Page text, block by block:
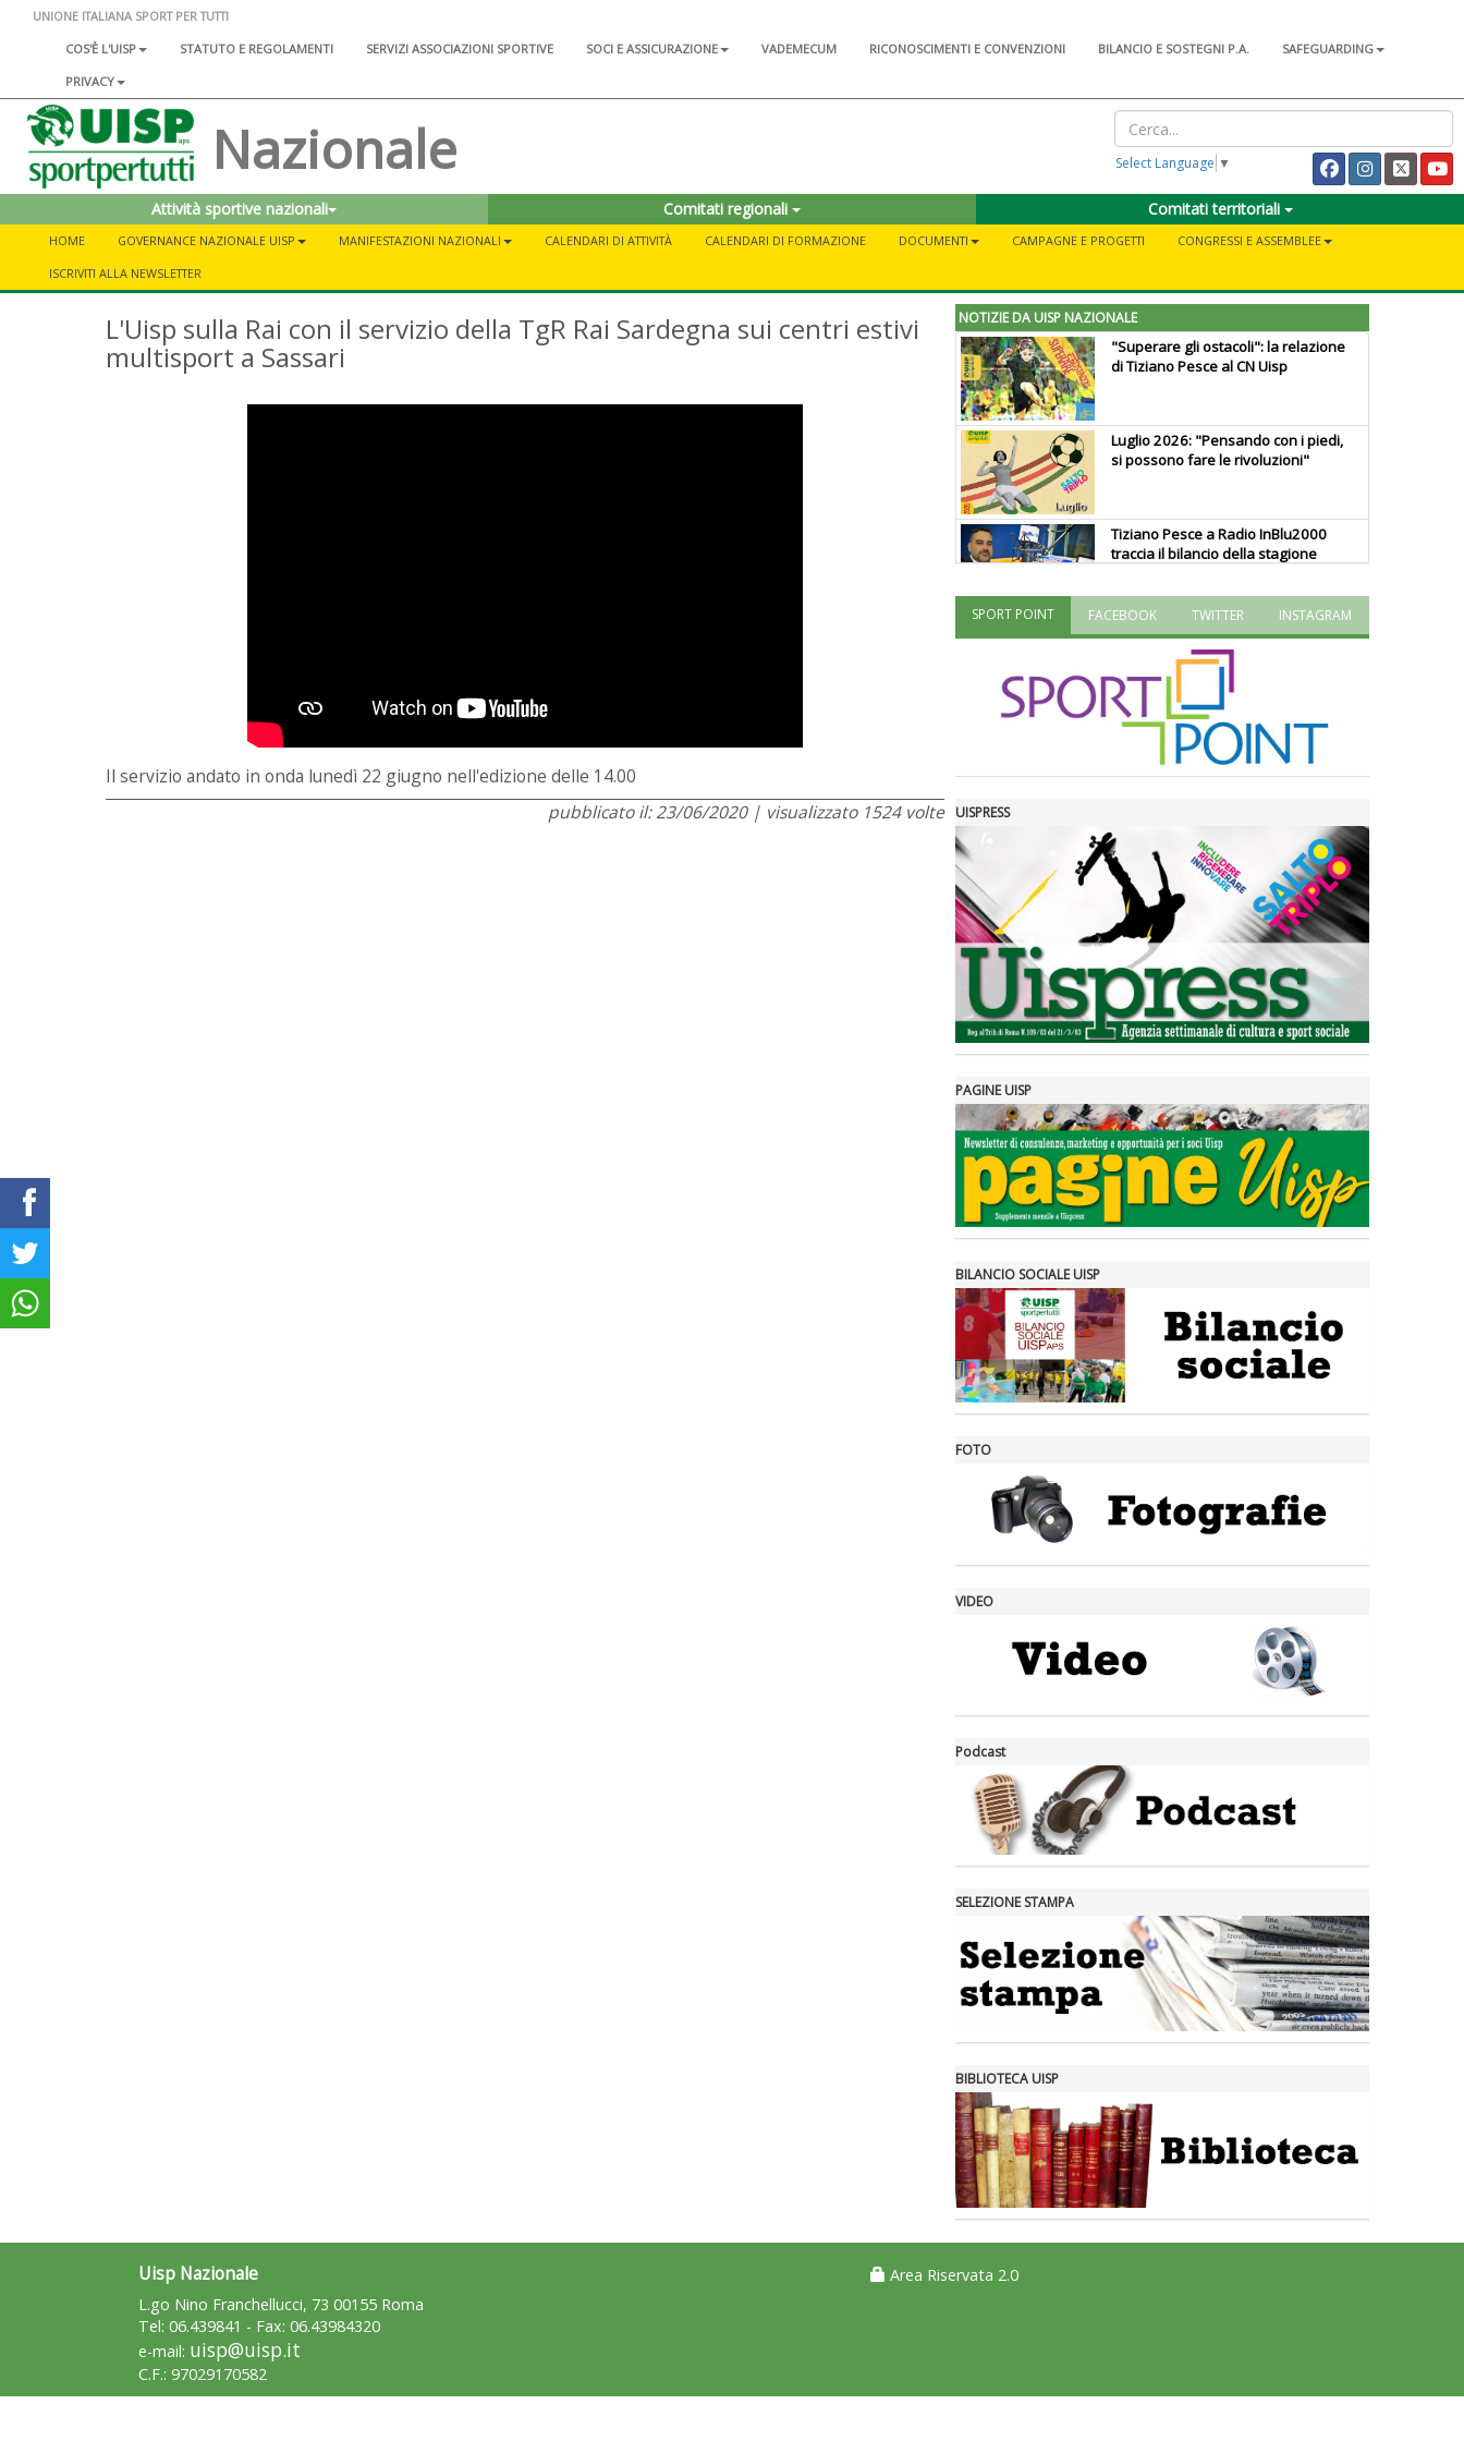
UNIONE ITALIANA SPORT PER TUTTI
COS'È L'UISP
STATUTO E REGOLAMENTI SERVIZI ASSOCIAZIONI SPORTIVE SOCI E ASSICURAZIONE VADEMECUM RICONOSCIMENTI E CONVENZIONI BILANCIO E SOSTEGNI P.A.
SAFEGUARDING
PRIVACY
Nazionale Select Language ▼
Attività sportive nazionali Comitati regionali Comitati territoriali
HOME GOVERNANCE NAZIONALE UISP MANIFESTAZIONI NAZIONALI CALENDARI DI ATTIVITÀ CALENDARI DI FORMAZIONE DOCUMENTI CAMPAGNE E PROGETTI
CONGRESSI E ASSEMBLEE
ISCRIVITI ALLA NEWSLETTER
L'Uisp sulla Rai con il servizio della TgR Rai Sardegna sui centri estivi
multisport a Sassari
Il servizio andato in onda lunedì 22 giugno nell'edizione delle 14.00
pubblicato il: 23/06/2020 | visualizzato 1524 volte
NOTIZIE DA UISP NAZIONALE
"Superare gli ostacoli": la relazione
di Tiziano Pesce al CN Uisp
Luglio 2026: "Pensando con i piedi,
si possono fare le rivoluzioni"
Tiziano Pesce a Radio InBlu2000
traccia il bilancio della stagione
valorizzi le nostre specificità"
La formazione Uisp rallenta ma
prosegue anche in estate
Fondazione Terzjus: prima riunione
a Roma
SPORT POINT FACEBOOK TWITTER INSTAGRAM
UISPRESS
PAGINE UISP
BILANCIO SOCIALE UISP
FOTO
VIDEO
Podcast
SELEZIONE STAMPA
BIBLIOTECA UISP
Uisp Nazionale
L.go Nino Franchellucci, 73 00155 Roma
Tel: 06.439841 - Fax: 06.43984320
e-mail: uisp@uisp.it
C.F.: 97029170582
Area Riservata 2.0